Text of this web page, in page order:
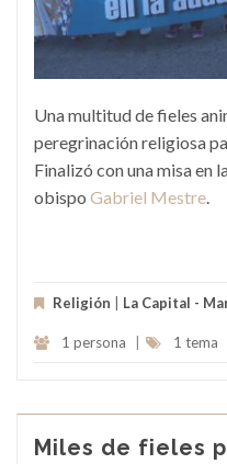
Una multitud de fieles
peregrinación religiosa
Finalizó con una misa en
obispo Gabriel Mestre
Religión | La Capital -
1 persona | 1 tema
Miles de fieles